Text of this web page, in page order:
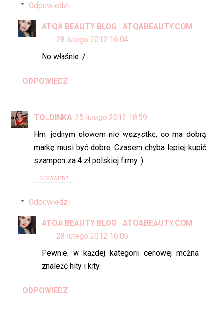
Odpowiedzi
ATQA BEAUTY BLOG | ATQABEAUTY.COM
28 lutego 2012 16:04
No właśnie :/
ODPOWIEDZ
TOLDINKA 25 lutego 2012 18:59
Hm, jednym słowem nie wszystko, co ma dobrą
markę musi być dobre. Czasem chyba lepiej kupić
szampon za 4 zł polskiej firmy :)
ODPOWIEDZ
Odpowiedzi
ATQA BEAUTY BLOG | ATQABEAUTY.COM
28 lutego 2012 16:05
Pewnie, w każdej kategorii cenowej można
znaleźć hity i kity.
ODPOWIEDZ